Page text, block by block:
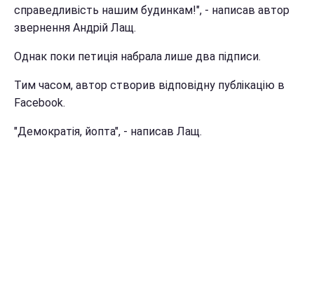
справедливість нашим будинкам!", - написав автор
звернення Андрій Лащ.
Однак поки петиція набрала лише два підписи.
Тим часом, автор створив відповідну публікацію в
Facebook.
"Демократія, йопта", - написав Лащ.